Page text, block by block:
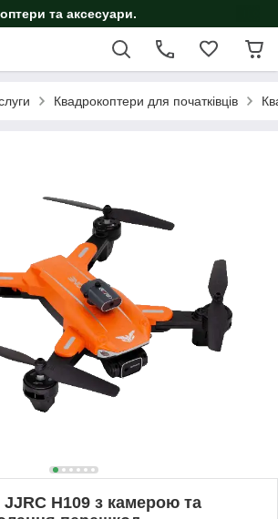
та аксесуари.
Квадрокоптери для початківців
H109 з камерою та